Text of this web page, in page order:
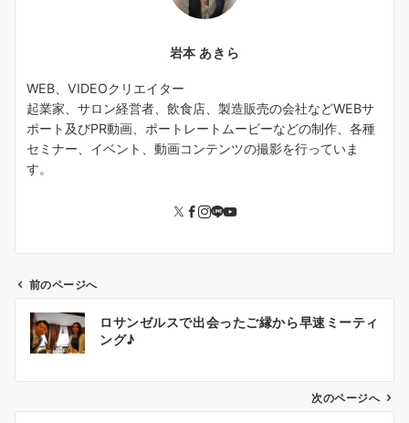
岩本 あきら
WEB、VIDEOクリエイター
起業家、サロン経営者、飲食店、製造販売の会社などWEBサ
ポート及びPR動画、ポートレートムービーなどの制作、各種
セミナー、イベント、動画コンテンツの撮影を行っていま
す。
前のページへ
ロサンゼルスで出会ったご縁から早速ミーティ
ング♪
次のページへ